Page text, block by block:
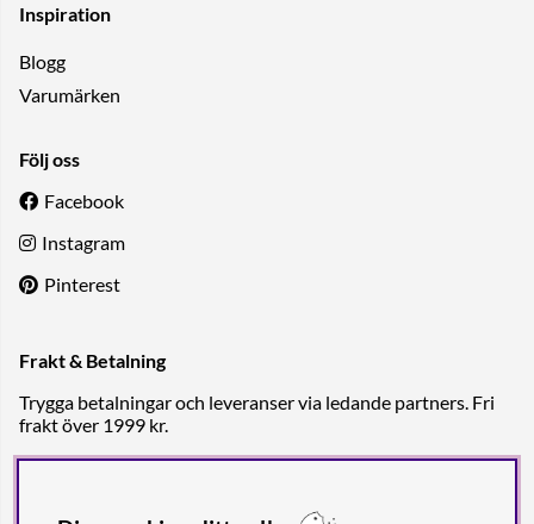
Inspiration
Blogg
Varumärken
Följ oss
Facebook
Instagram
Pinterest
Frakt & Betalning
Trygga betalningar och leveranser via ledande partners. Fri
frakt över 1999 kr.